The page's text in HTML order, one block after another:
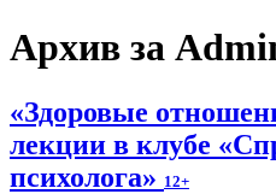
Архив за
«Здоровые
лекции в клубе
психолога» 12+